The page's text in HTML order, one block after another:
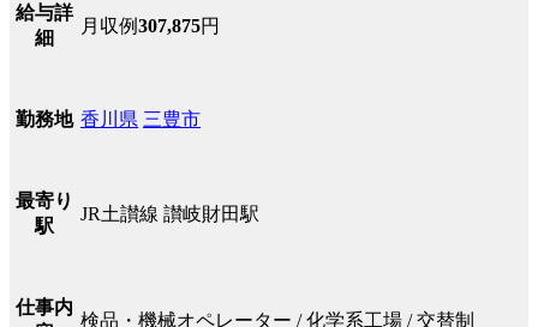
給与詳
細
月収例307,875円
勤務地 香川県 三豊市
最寄り
駅
JR土讃線 讃岐財田駅
仕事内
検品・機械オペレーター / 化学系工場 / 交替制